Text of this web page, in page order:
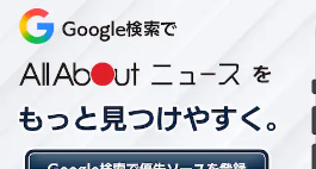
横山剣さん（左）とCrystal Kayさん（中）
続いて、ゲストの 横山剣さん
（
ド）、Crystal Kayさん、あべこ
はっしー（橋本陽）さんが登壇。